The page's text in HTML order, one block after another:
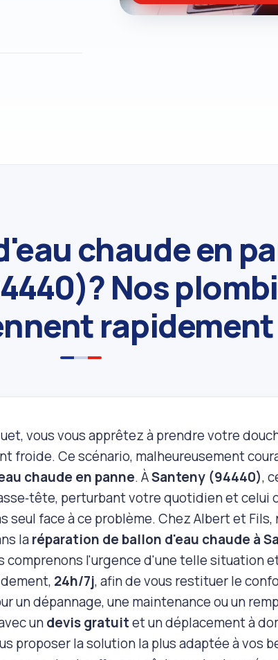
chaude en
Nos
rapidement
vous vous apprêtez à prendre votre
froide. Ce scénario, malheureusement
chaude en panne. ÀSanteny (94440),
perturbant votre quotidien et celui
seul face à ce problème. Chez Albert et Fils,
laréparation de ballon d'eau chaude à
comprenons l'urgence d'une telle situation
24h/7j, afin de vous restituer le
un dépannage, une maintenance ou un
undevis gratuitet un déplacement à
proposer la solution la plus adaptée à vos